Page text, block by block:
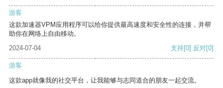
游客
这款加速器VPM应用程序可以给你提供最高速度和安全性的连接，并帮
助你在网络上自由移动。
2024-07-04
支持[0] 反对[0]
游客
这款app就像我的社交平台，让我能够与志同道合的朋友一起交流。